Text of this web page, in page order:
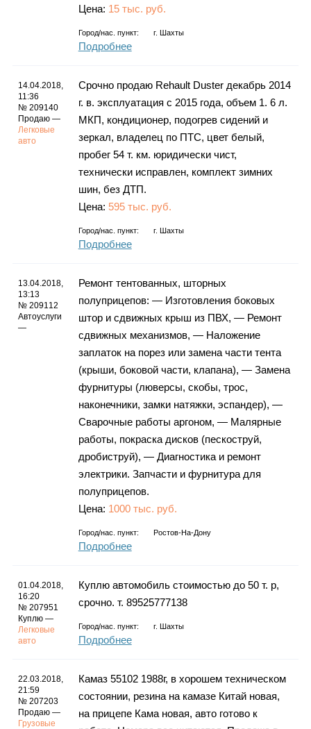
Цена: 15 тыс. руб.
Город/нас. пункт: г. Шахты
Подробнее
14.04.2018,
11:36
№ 209140
Продаю —
Легковые
авто
Срочно продаю Rehault Duster декабрь 2014
г. в. эксплуатация с 2015 года, объем 1. 6 л.
МКП, кондиционер, подогрев сидений и
зеркал, владелец по ПТС, цвет белый,
пробег 54 т. км. юридически чист,
технически исправлен, комплект зимних
шин, без ДТП.
Цена: 595 тыс. руб.
Город/нас. пункт: г. Шахты
Подробнее
13.04.2018,
13:13
№ 209112
Автоуслуги
—
Ремонт тентованных, шторных
полуприцепов: — Изготовления боковых
штор и сдвижных крыш из ПВХ, — Ремонт
сдвижных механизмов, — Наложение
заплаток на порез или замена части тента
(крыши, боковой части, клапана), — Замена
фурнитуры (люверсы, скобы, трос,
наконечники, замки натяжки, эспандер), —
Сварочные работы аргоном, — Малярные
работы, покраска дисков (пескоструй,
дробиструй), — Диагностика и ремонт
электрики. Запчасти и фурнитура для
полуприцепов.
Цена: 1000 тыс. руб.
Город/нас. пункт: Ростов-На-Дону
Подробнее
01.04.2018,
16:20
№ 207951
Куплю —
Легковые
авто
Куплю автомобиль стоимостью до 50 т. р,
срочно. т. 89525777138
Город/нас. пункт: г. Шахты
Подробнее
22.03.2018,
21:59
№ 207203
Продаю —
Грузовые
Камаз 55102 1988г, в хорошем техническом
состоянии, резина на камазе Китай новая,
на прицепе Кама новая, авто готово к